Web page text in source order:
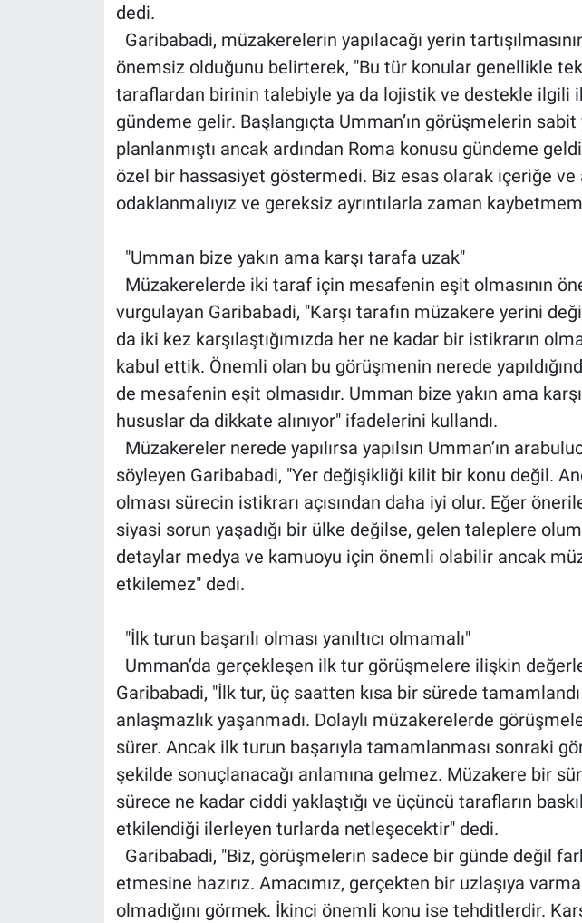
dedi.
Garibabadi, müzakerelerin yapılacağı yerin
önemsiz olduğunu belirterek, "Bu tür konular genellikle
taraflardan birinin talebiyle ya da lojistik ve destekle ilgili
gündeme gelir. Başlangıçta Umman’ın görüşmelerin sabit
planlanmıştı ancak ardından Roma konusu gündeme
özel bir hassasiyet göstermedi. Biz esas olarak içeriğe ve
odaklanmalıyız ve gereksiz ayrıntılarla zaman
"Umman bize yakın ama karşı tarafa uzak"
Müzakerelerde iki taraf için mesafenin eşit olmasının
vurgulayan Garibabadi, "Karşı tarafın müzakere yerini
da iki kez karşılaştığımızda her ne kadar bir istikrarın
kabul ettik. Önemli olan bu görüşmenin nerede
de mesafenin eşit olmasıdır. Umman bize yakın ama
hususlar da dikkate alınıyor" ifadelerini kullandı.
Müzakereler nerede yapılırsa yapılsın Umman’ın
söyleyen Garibabadi, "Yer değişikliği kilit bir konu değil.
olması sürecin istikrarı açısından daha iyi olur. Eğer
siyasi sorun yaşadığı bir ülke değilse, gelen taleplere
detaylar medya ve kamuoyu için önemli olabilir ancak
etkilemez" dedi.
"İlk turun başarılı olması yanıltıcı olmamalı"
Umman’da gerçekleşen ilk tur görüşmelere ilişkin
Garibabadi, "İlk tur, üç saatten kısa bir sürede
anlaşmazlık yaşanmadı. Dolaylı müzakerelerde
sürer. Ancak ilk turun başarıyla tamamlanması sonraki
şekilde sonuçlanacağı anlamına gelmez. Müzakere bir
sürece ne kadar ciddi yaklaştığı ve üçüncü tarafların
etkilendiği ilerleyen turlarda netleşecektir" dedi.
Garibabadi, "Biz, görüşmelerin sadece bir günde değil
etmesine hazırız. Amacımız, gerçekten bir uzlaşıya
olmadığını görmek. İkinci önemli konu ise tehditlerdir.